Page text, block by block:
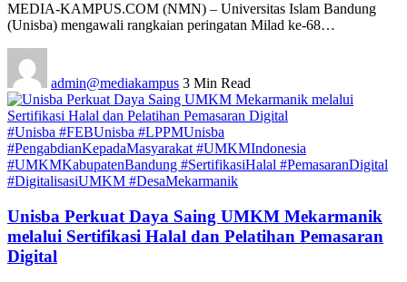
MEDIA-KAMPUS.COM (NMN) – Universitas Islam Bandung
(Unisba) mengawali rangkaian peringatan Milad ke-68…
admin@mediakampus 3 Min Read
#Unisba #FEBUnisba #LPPMUnisba
#PengabdianKepadaMasyarakat #UMKMIndonesia
#UMKMKabupatenBandung #SertifikasiHalal #PemasaranDigital
#DigitalisasiUMKM #DesaMekarmanik
Unisba Perkuat Daya Saing UMKM Mekarmanik
melalui Sertifikasi Halal dan Pelatihan Pemasaran
Digital